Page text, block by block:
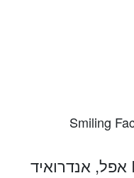
Smiling
איך emoji נראה על Iphone אפל, אנדרואיד